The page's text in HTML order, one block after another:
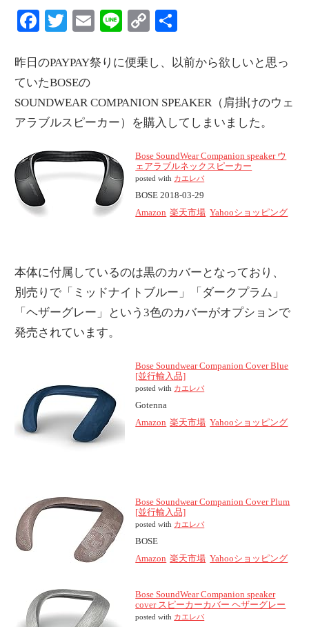
発
信
Facebook
Twitter
EmailLineCopy
昨日のPAYPAY祭りに便乗し、以前から欲しいと思っ
ていたBOSEの
SOUNDWEAR COMPANION SPEAKER（肩掛けのウェ
アラブルスピーカー）を購入してしまいました。
Bose SoundWear Companion speaker ウ
ェアラブルネックスピーカー
posted with カエレバ
BOSE 2018-03-29
Amazon 楽天市場 Yahooショッピング
本体に付属しているのは黒のカバーとなっており、
別売りで「ミッドナイトブルー」「ダークプラム」
「ヘザーグレー」という3色のカバーがオプションで
発売されています。
Bose Soundwear Companion Cover Blue
[並行輸入品]
posted with カエレバ
Gotenna
Amazon 楽天市場 Yahooショッピング
Bose Soundwear Companion Cover Plum
[並行輸入品]
posted with カエレバ
BOSE
Amazon 楽天市場 Yahooショッピング
Bose SoundWear Companion speaker
cover スピーカーカバー ヘザーグレー
posted with カエレバ